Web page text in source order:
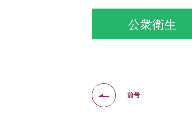
公衆衛生
前号